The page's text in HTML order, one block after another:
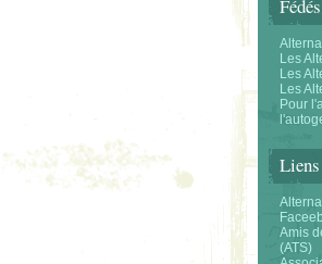
Les
Les
Les
Pour
Amis
(ATS)